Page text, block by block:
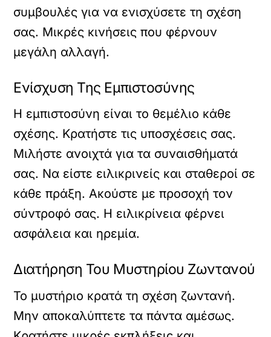
συμβουλές για να ενισχύσετε τη σχέση
σας. Μικρές κινήσεις που φέρνουν
μεγάλη αλλαγή.
Ενίσχυση Της Εμπιστοσύνης
Η εμπιστοσύνη είναι το θεμέλιο κάθε
σχέσης. Κρατήστε τις υποσχέσεις σας.
Μιλήστε ανοιχτά για τα συναισθήματά
σας. Να είστε ειλικρινείς και σταθεροί σε
κάθε πράξη. Ακούστε με προσοχή τον
σύντροφό σας. Η ειλικρίνεια φέρνει
ασφάλεια και ηρεμία.
Διατήρηση Του Μυστηρίου Ζωντανού
Το μυστήριο κρατά τη σχέση ζωντανή.
Μην αποκαλύπτετε τα πάντα αμέσως.